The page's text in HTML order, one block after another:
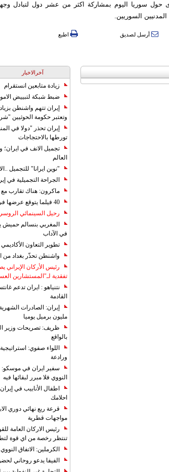
حول سوریا الیوم بمشاركة اكثر من عشر دول لتبادل
السوریین.
أرسل لصديق اطبع
آخرالاخبار
زيادة متابعين انستقرام
ضبط شبكة لتبييض
إيران تتهم واشنطن
وتعتبر حكومة الحوثيين
إيران تحذر "دولا في
تورطها بالاحتجاجات
تجميل الانف في ايران؛
العالم
"نوين ايرانا" للتجميل
الجراحة التجميلية في
ماكرون: هناك تقارب
40 فيلما يتوقع عرضها في مهرجان كان 2019
رحيل السينمائي
المغربي بنسالم حميش
في الآداب
تطوير التعاون
واشنطن تحذّر بغداد من
رئيس الأركان
تفقدية لـ"المستشارين
نتنياهو : ايران تدعم
القادمة
مليون برميل يوميا
ظريف: تصريحات وزير
بالواقع
اللواء صفوي:
ورادعة
سفير ايران في موسكو:
النووي فلا مبرر لبقائها فيه
اطفال الأنابيب في
احلامك
قرعة ربع نهائي دوري
مواجهات قطرية
رئيس الاركان العامة
تنتظر رخصة من اي قوة
الكرملين: الاتفاق
الفيفا يدعو روحاني